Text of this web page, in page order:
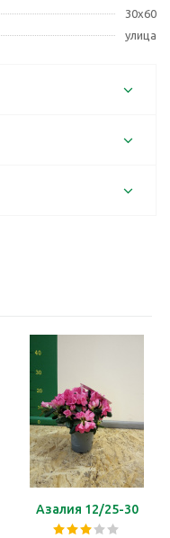
30х60
улица
Азалия 12/25-30